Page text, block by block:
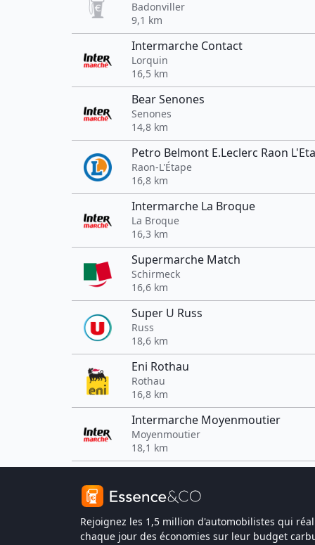
Badonviller
9,1 km
Intermarche Contact
Lorquin
16,5 km
Bear Senones
Senones
14,8 km
Petro Belmont E.Leclerc Raon
Raon-L'Étape
16,8 km
Intermarche La Broque
La Broque
16,3 km
Supermarche Match
Schirmeck
16,6 km
Super U Russ
Russ
18,6 km
Eni Rothau
Rothau
16,8 km
Intermarche Moyenmoutier
Moyenmoutier
18,1 km
Rejoignez les 1,5 million d'automobilistes qui
chaque jour des économies sur leur budget